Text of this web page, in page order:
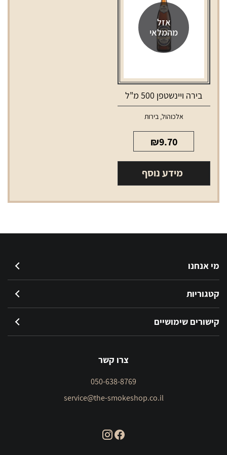
אזל
מהמלאי
בירה ויינשטפן 500 מ"ל
אלכוהול,בירות
₪9.70
מידע נוסף
מי אנחנו
קטגוריות
קישורים שימושיים
צרו קשר
050-638-8769
service@the-smokeshop.co.il